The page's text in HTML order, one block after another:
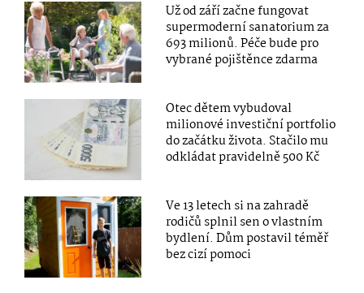
Už od září začne fungovat
supermoderní sanatorium za
693 milionů. Péče bude pro
vybrané pojištěnce zdarma
Otec dětem vybudoval
milionové investiční portfolio
do začátku života. Stačilo mu
odkládat pravidelně 500 Kč
Ve 13 letech si na zahradě
rodičů splnil sen o vlastním
bydlení. Dům postavil téměř
bez cizí pomoci